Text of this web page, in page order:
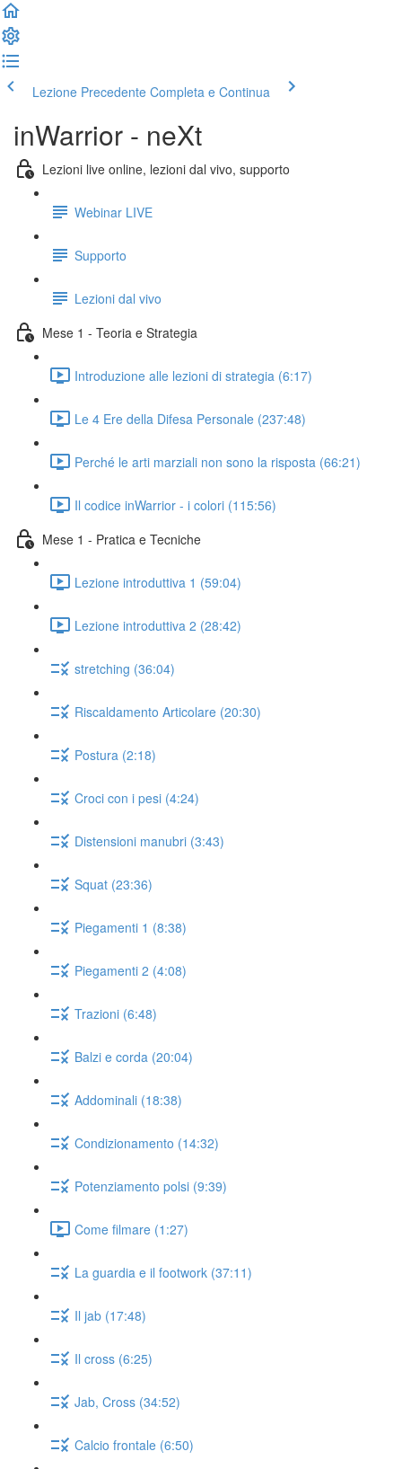
Lezione Precedente Completa e Continua
inWarrior - neXt
Lezioni live online, lezioni dal vivo, supporto
Webinar LIVE
Supporto
Lezioni dal vivo
Mese 1 - Teoria e Strategia
Introduzione alle lezioni di strategia (6:17)
Le 4 Ere della Difesa Personale (237:48)
Perché le arti marziali non sono la risposta (66:21)
Il codice inWarrior - i colori (115:56)
Mese 1 - Pratica e Tecniche
Lezione introduttiva 1 (59:04)
Lezione introduttiva 2 (28:42)
stretching (36:04)
Riscaldamento Articolare (20:30)
Postura (2:18)
Croci con i pesi (4:24)
Distensioni manubri (3:43)
Squat (23:36)
Piegamenti 1 (8:38)
Piegamenti 2 (4:08)
Trazioni (6:48)
Balzi e corda (20:04)
Addominali (18:38)
Condizionamento (14:32)
Potenziamento polsi (9:39)
Come filmare (1:27)
La guardia e il footwork (37:11)
Il jab (17:48)
Il cross (6:25)
Jab, Cross (34:52)
Calcio frontale (6:50)